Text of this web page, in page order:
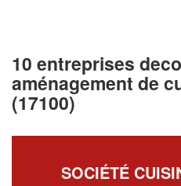
10 entreprises
aménagement de
(17100)
SOCIÉTÉ